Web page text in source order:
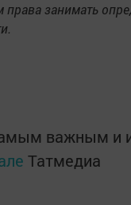
права занимать
важным и
Татмедиа